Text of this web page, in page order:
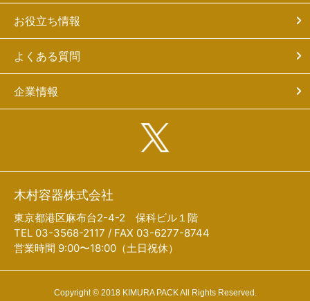
お役立ち情報
よくある質問
企業情報
木村容器株式会社
東京都港区麻布台2-4-2 保科ビル１階
TEL 03-3568-2117 / FAX 03-6277-8744
営業時間 9:00〜18:00（土日祝休）
Copyright © 2018 KIMURA PACK All Rights Reserved.